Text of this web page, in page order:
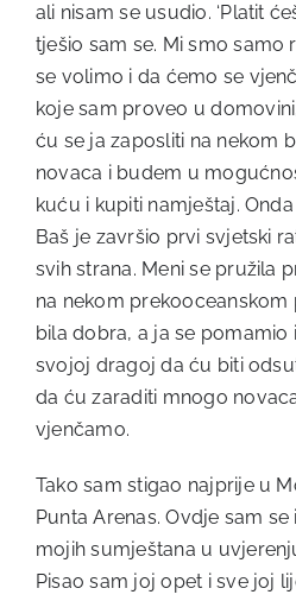
ali nisam se usudio. ‘Platit
tješio sam se. Mi smo samo
se volimo i da ćemo se
koje sam proveo u
ću se ja zaposliti na nekom
novaca i budem u
kuću i kupiti namještaj.
Baš je završio prvi svjetski
svih strana. Meni se pružila
na nekom
bila dobra, a ja se pomamio
svojoj dragoj da ću biti
da ću zaraditi mnogo
vjenčamo.
Tako sam stigao najprije u
Punta Arenas. Ovdje sam
mojih sumještana u
Pisao sam joj opet i sve joj